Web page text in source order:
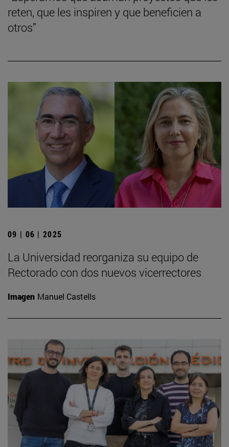
reten, que les inspiren y que beneficien a
otros”
09 | 06 | 2025
La Universidad reorganiza su equipo de
Rectorado con dos nuevos vicerrectores
Imagen Manuel Castells